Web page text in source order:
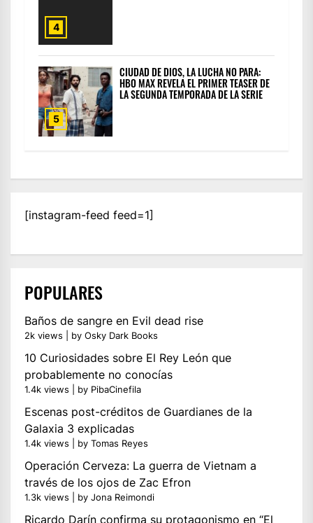
4
5
CIUDAD DE DIOS, LA LUCHA NO PARA:
HBO MAX REVELA EL PRIMER TEASER DE
LA SEGUNDA TEMPORADA DE LA SERIE
[instagram-feed feed=1]
POPULARES
Baños de sangre en Evil dead rise
2k views by Osky Dark Books
10 Curiosidades sobre El Rey León que
probablemente no conocías
1.4k views by PibaCinefila
Escenas post-créditos de Guardianes de la
Galaxia 3 explicadas
1.4k views by Tomas Reyes
Operación Cerveza: La guerra de Vietnam a
través de los ojos de Zac Efron
1.3k views by Jona Reimondi
Ricardo Darín confirma su protagonismo en “El